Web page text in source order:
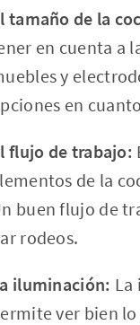
tamaño de la
en cuenta a
y
en
flujo de trabajo:
de la
buen flujo de
rodeos.
iluminación: La
ver bien